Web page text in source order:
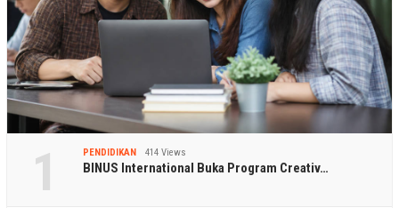
1 PENDIDIKAN 414 Views
BINUS International Buka Program Creativ…